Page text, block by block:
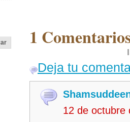
1
Deja tu
12 de octubre